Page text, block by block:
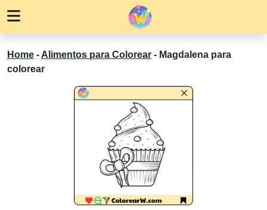
Home - Alimentos para Colorear - Magdalena para
colorear